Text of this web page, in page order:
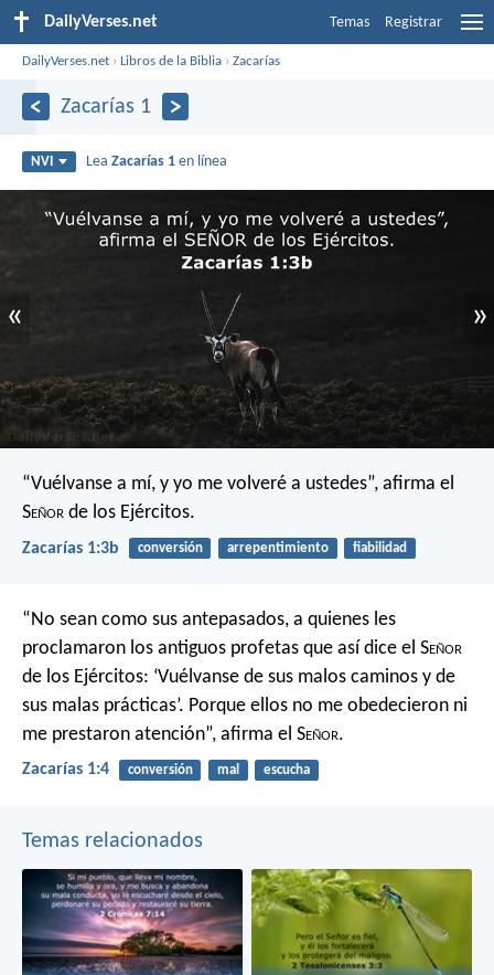
DailyVerses.net Temas Registrar
DailyVerses.net ›Libros de la Biblia ›Zacarías
Zacarías 1
NVI LeaZacarías 1 en línea
« »
“Vuélvanse a mí, y yo me volveré a ustedes”, afirma el
Señor de los Ejércitos.
Zacarías 1:3b conversión arrepentimiento fiabilidad
“No sean como sus antepasados, a quienes les
proclamaron los antiguos profetas que así dice el Señor
de los Ejércitos: ‘Vuélvanse de sus malos caminos y de
sus malas prácticas’. Porque ellos no me obedecieron ni
me prestaron atención”, afirma el Señor.
Zacarías 1:4 conversión mal escucha
Temas relacionados